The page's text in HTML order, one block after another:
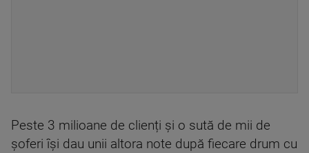
Peste 3 milioane de clienți și o sută de mii de
șoferi își dau unii altora note după fiecare drum cu